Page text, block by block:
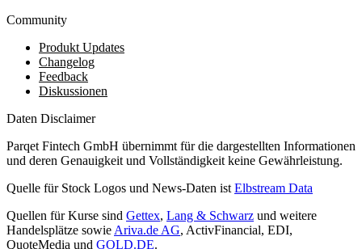
Community
Produkt Updates
Changelog
Feedback
Diskussionen
Daten Disclaimer
Parqet Fintech GmbH übernimmt für die dargestellten Informationen
und deren Genauigkeit und Vollständigkeit keine Gewährleistung.
Quelle für Stock Logos und News-Daten ist Elbstream Data
Quellen für Kurse sind Gettex, Lang & Schwarz und weitere
Handelsplätze sowie Ariva.de AG, ActivFinancial, EDI,
QuoteMedia und GOLD.DE.